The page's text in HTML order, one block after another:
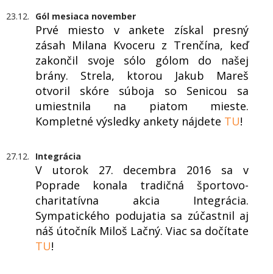
23.12. Gól mesiaca november
Prvé miesto v ankete získal presný
zásah Milana Kvoceru z Trenčína, keď
zakončil svoje sólo gólom do našej
brány. Strela, ktorou Jakub Mareš
otvoril skóre súboja so Senicou sa
umiestnila na piatom mieste.
Kompletné výsledky ankety nájdete TU!
27.12. Integrácia
V utorok 27. decembra 2016 sa v
Poprade konala tradičná športovo-
charitatívna akcia Integrácia.
Sympatického podujatia sa zúčastnil aj
náš útočník Miloš Lačný. Viac sa dočítate
TU!